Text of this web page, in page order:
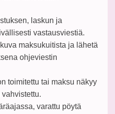
laskun ja
vastausviestiä.
maksukuitista ja lähetä
ohjeviestin
toimitettu tai maksu näkyy
varattu pöytä